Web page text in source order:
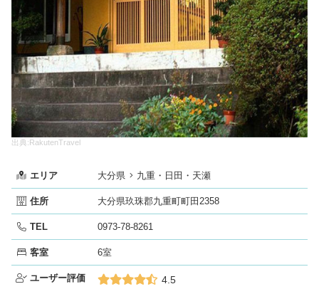
出典:RakutenTravel
エリア 大分県 九重・日田・天瀬
住所 大分県玖珠郡九重町町田2358
TEL 0973-78-8261
客室 6室
ユーザー評価 4.5